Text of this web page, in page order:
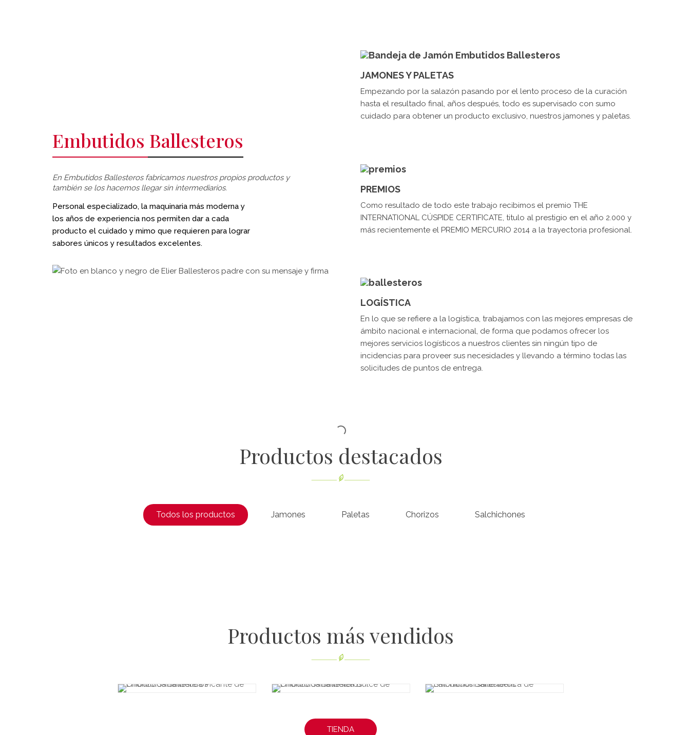
Embutidos Ballesteros
En Embutidos Ballesteros fabricamos nuestros propios productos y
también se los hacemos llegar sin intermediarios.
Personal especializado, la maquinaria más moderna y
los años de experiencia nos permiten dar a cada
producto el cuidado y mimo que requieren para lograr
sabores únicos y resultados excelentes.
JAMONES Y PALETAS
Empezando por la salazón pasando por el lento proceso de la curación
hasta el resultado final, años después, todo es supervisado con sumo
cuidado para obtener un producto exclusivo, nuestros jamones y paletas.
PREMIOS
Como resultado de todo este trabajo recibimos el premio THE
INTERNATIONAL CÚSPIDE CERTIFICATE, titulo al prestigio en el año 2.000 y
más recientemente el PREMIO MERCURIO 2014 a la trayectoria profesional.
LOGÍSTICA
En lo que se refiere a la logística, trabajamos con las mejores empresas de
ámbito nacional e internacional, de forma que podamos ofrecer los
mejores servicios logísticos a nuestros clientes sin ningún tipo de
incidencias para proveer sus necesidades y llevando a término todas las
solicitudes de puntos de entrega.
Productos destacados
Todos los productos Jamones Paletas Chorizos Salchichones
Productos más vendidos
TIENDA